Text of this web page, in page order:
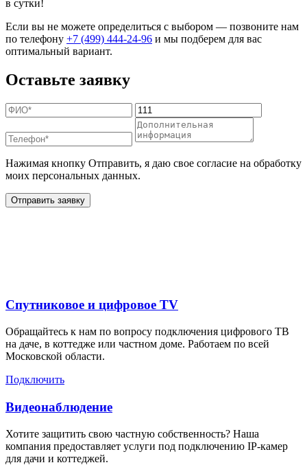
в сутки!
Если вы не можете определиться с выбором — позвоните нам
по телефону +7 (499) 444-24-96 и мы подберем для вас
оптимальный вариант.
Оставьте заявку
Нажимая кнопку Отправить, я даю свое согласие на обработку
моих персональных данных.
Отправить заявку
Спутниковое и цифровое TV
Обращайтесь к нам по вопросу подключения цифрового ТВ
на даче, в коттедже или частном доме. Работаем по всей
Московской области.
Подключить
Видеонаблюдение
Хотите защитить свою частную собственность? Наша
компания предоставляет услуги под подключению IP-камер
для дачи и коттеджей.